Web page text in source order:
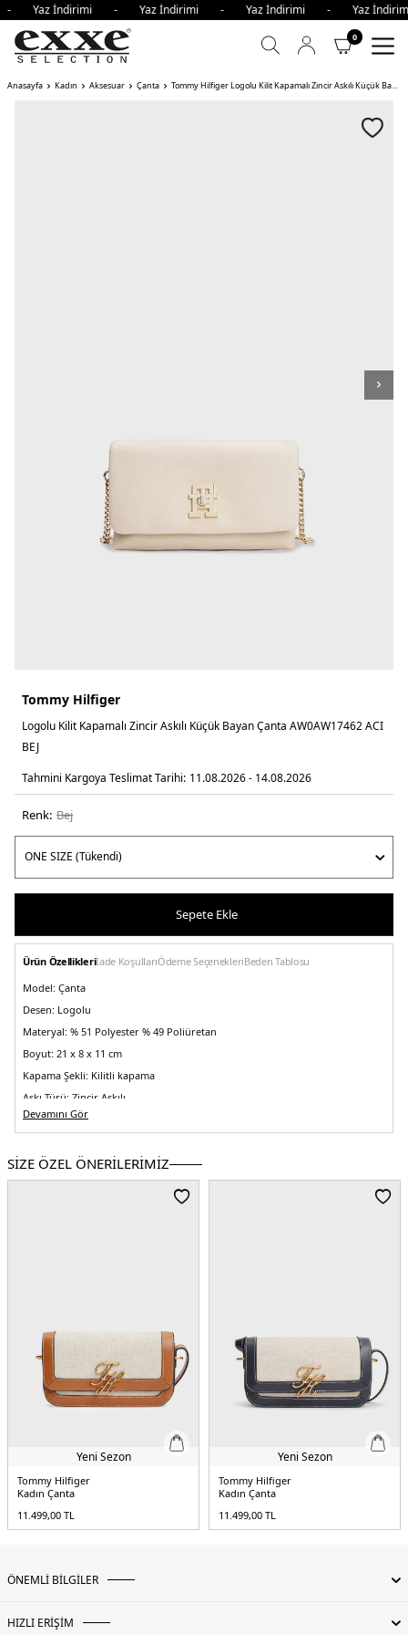
- Yaz İndirimi - Yaz İndirimi - Yaz İndirimi - Yaz
0
Anasayfa Kadın Aksesuar Çanta Tommy Hilfiger Logolu Kilit Kapamalı Zincir Askılı Küçük Bayan Çanta ACI
Tommy Hilfiger
Logolu Kilit Kapamalı Zincir Askılı Küçük Bayan Çanta AW0AW17462 ACI
BEJ
Tahmini Kargoya Teslimat Tarihi: 11.08.2026 - 14.08.2026
Renk: bej
Sepete Ekle
Ürün Özellikleriİade KoşullarıÖdeme SeçenekleriBeden Tablosu
Model: Çanta
Desen: Logolu
Materyal: % 51 Polyester % 49 Poliüretan
Boyut: 21 x 8 x 11 cm
Kapama Şekli: Kilitli kapama
Askı Türü: Zincir Askılı
Menşei:Kamboçya
2DEAW0AW17462ACI.17
Devamını Gör
SİZE ÖZEL ÖNERİLERİMİZ
Yeni Sezon
Tommy Hilfiger
Kadın Çanta
11.499,00 TL
Yeni Sezon
Tommy Hilfiger
Kadın Çanta
11.499,00 TL
ÖNEMLİ BİLGİLER
HIZLI ERİŞİM